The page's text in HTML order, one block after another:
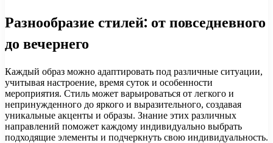
Разнообразие стилей: от повседневного
до вечернего
Каждый образ можно адаптировать под различные ситуации,
учитывая настроение, время суток и особенности
мероприятия. Стиль может варьироваться от легкого и
непринужденного до яркого и выразительного, создавая
уникальные акценты и образы. Знание этих различных
направлений поможет каждому индивидуально выбрать
подходящие элементы и подчеркнуть свою индивидуальность.